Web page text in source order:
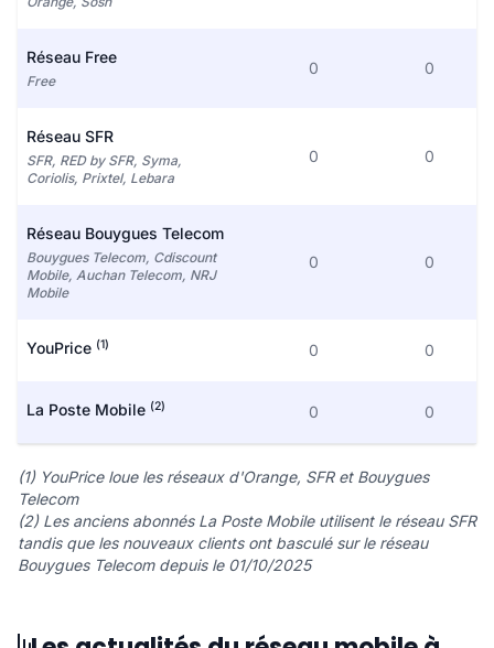
Réseau Free
Free
0 0
Réseau SFR
SFR, RED by SFR, Syma,
Coriolis, Prixtel, Lebara
0 0
Réseau Bouygues Telecom
Bouygues Telecom, Cdiscount
Mobile, Auchan Telecom, NRJ
Mobile
0 0
YouPrice (1) 0 0
La Poste Mobile (2) 0 0
(1) YouPrice loue les réseaux d'Orange, SFR et Bouygues
Telecom
(2) Les anciens abonnés La Poste Mobile utilisent le réseau SFR
tandis que les nouveaux clients ont basculé sur le réseau
Bouygues Telecom depuis le 01/10/2025